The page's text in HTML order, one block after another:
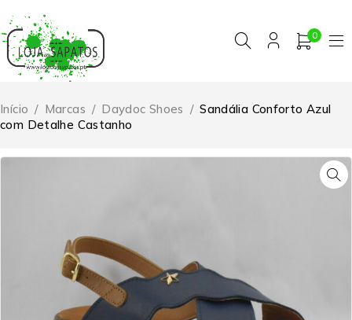
0
Início / Marcas / Daydoc Shoes / Sandália Conforto Azul
com Detalhe Castanho